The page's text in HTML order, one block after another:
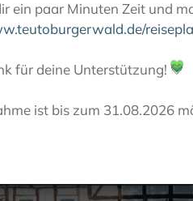
ein paar Minuten Zeit und
für deine Unterstützung! 💚
ist bis zum 31.08.2026